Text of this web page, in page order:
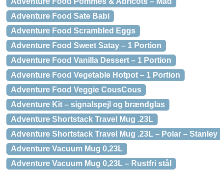
Adventure Food Sate Babi
Adventure Food Scrambled Eggs
Adventure Food Sweet Satay – 1 Portion
Adventure Food Vanilla Dessert – 1 Portion
Adventure Food Vegetable Hotpot – 1 Portion
Adventure Food Veggie CousCous
Adventure Kit – signalspejl og brændglas
Adventure Shortstack Travel Mug .23L
Adventure Shortstack Travel Mug .23L – Polar – Stanley
Adventure Vacuum Mug 0,23L
Adventure Vacuum Mug 0,23L – Rustfri stål